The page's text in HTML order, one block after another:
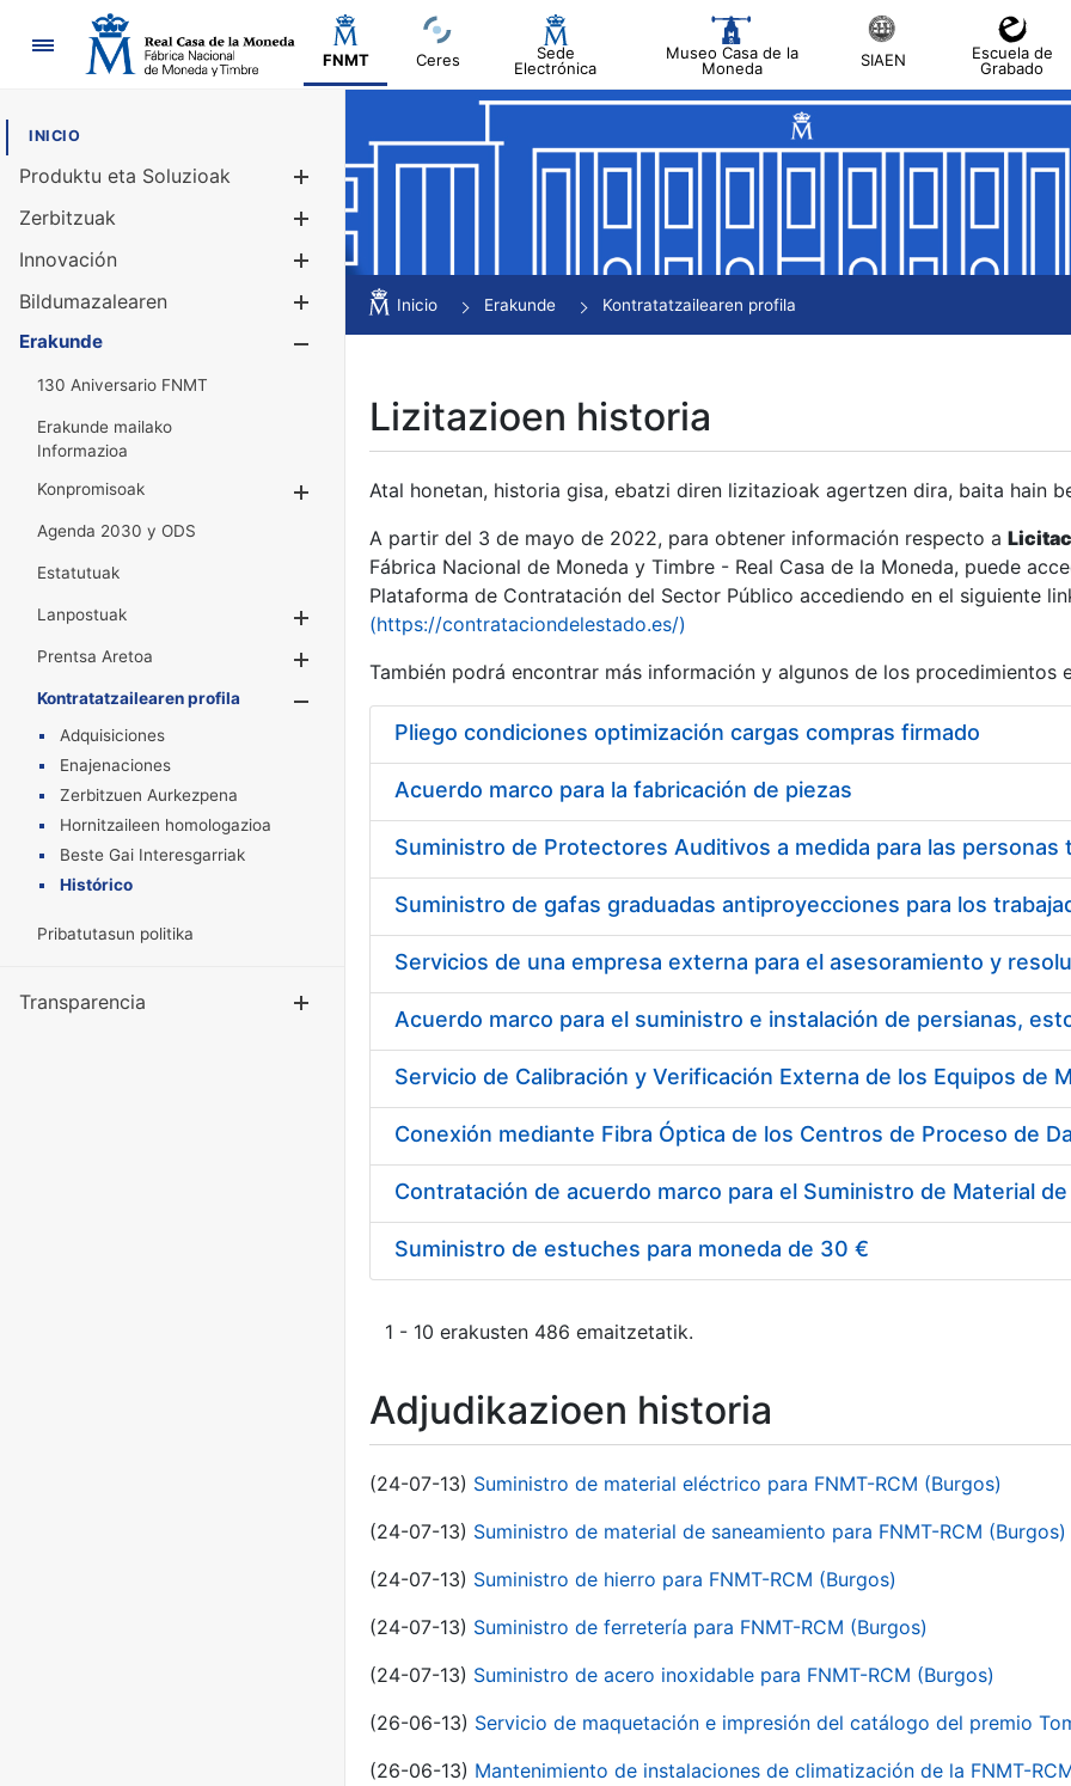
Nabigazioa
FNMT Ceres
Sede
Electrónica
Museo Casa de la
Moneda
SIAEN
Escuela de
Grabado
INICIO
Produktu eta Soluzioak
Erakutsi/Ezkutatu
Zerbitzuak
Innovación
Bildumazalearen
Erakutsi/Ezkutatu
Erakunde
130 Aniversario FNMT
Erakunde mailako
Informazioa
Konpromisoak
Erakutsi/Ezkutatu
Agenda 2030 y ODS
Estatutuak
Lanpostuak
Erakutsi/Ezkutatu
Prentsa Aretoa
Erakutsi/Ezkutatu
Kontratatzailearen profila
Erakutsi/Ezkutatu
Adquisiciones
Enajenaciones
Zerbitzuen Aurkezpena
Hornitzaileen homologazioa
Beste Gai Interesgarriak
Histórico
Pribatutasun politika
Transparencia Erakutsi/Ezkutatu
Inicio Erakunde Kontratatzailearen profila
Lizitazioen historia
Atal honetan, historia gisa, ebatzi diren lizitazioak agertzen dira, baita hain
A partir del 3 de mayo de 2022, para obtener información respecto a
Fábrica Nacional de Moneda y Timbre - Real Casa de la Moneda, puede
Plataforma de Contratación del Sector Público accediendo en el siguiente
(https://contrataciondelestado.es/)
También podrá encontrar más información y algunos de los procedimientos
Pliego condiciones optimización cargas compras firmado
Acuerdo marco para la fabricación de piezas
Acuerdo marco para el suministro e instalación de persianas,
Suministro de estuches para moneda de 30 €
1 - 10 erakusten 486 emaitzetatik.
Adjudikazioen historia
(24-07-13) Suministro de material eléctrico para FNMT-RCM (Burgos)
(24-07-13) Suministro de material de saneamiento para FNMT-RCM (Burgos)
(24-07-13) Suministro de hierro para FNMT-RCM (Burgos)
(24-07-13) Suministro de ferretería para FNMT-RCM (Burgos)
(24-07-13) Suministro de acero inoxidable para FNMT-RCM (Burgos)
(26-06-13) Servicio de maquetación e impresión del catálogo del premio
(26-06-13) Mantenimiento de instalaciones de climatización de la FNMT-